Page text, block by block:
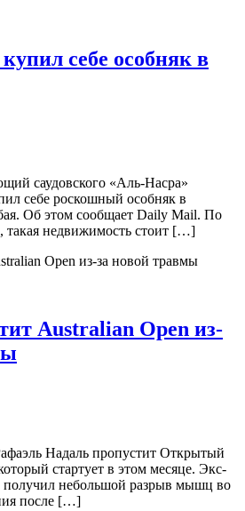
себе особняк в
саудовского «Аль-Насра»
себе роскошный особняк в
Об этом сообщает Daily Mail. По
такая недвижимость стоит […]
Australian Open из-
Надаль пропустит Открытый
стартует в этом месяце. Экс-
получил небольшой разрыв мышц во
после […]